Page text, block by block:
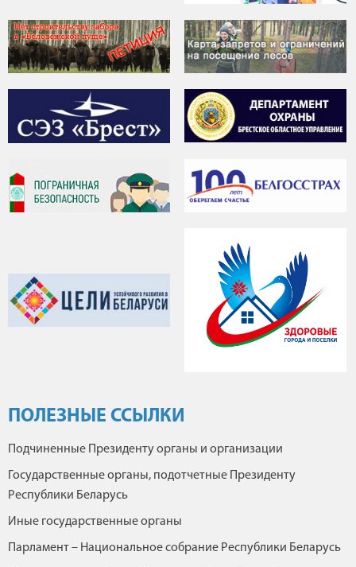
ПОЛЕЗНЫЕ ССЫЛКИ
Подчиненные Президенту органы и организации
Государственные органы, подотчетные Президенту
Республики Беларусь
Иные государственные органы
Парламент – Национальное собрание Республики Беларусь